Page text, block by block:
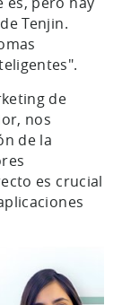
Tenjin.
de
nos
de la
es crucial